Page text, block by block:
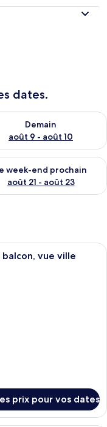
dates.
8 - août 9
Demain
août 9 - août 10
la disponibilité pour
août 14 - août 16
week-end prochain
août 21 - août 23
la disponibilité pour
moderne avec un canapé,
vue ville
prix pour vos dates